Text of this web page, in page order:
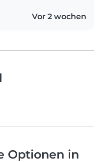
Vor 2 wochen
Optionen in